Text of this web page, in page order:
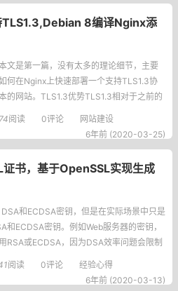
8编译Nginx添
文是第一篇，没有太多的理论细节，主要
何在Nginx上快速部署一个支持TLS1.3协
的网站。TLS1.3优势TLS1.3相对于之前的
，主要有两大优势：Enhancedsecurity：安
增强Improvedspeed：速度提升编译Nginx支
阅读 0评论
网站建设
6年前 (2020-03-25)
书，基于OpenSSL实现生成
DSA和ECDSA密钥，但是在实际场景中只是
和ECDSA密钥。例如Web服务器的密钥，
RSA或ECDSA，因为DSA效率问题会限制
位（相对旧版本浏览器不支持更长的DSA
），ECDSA还没有全面范围的普及。比如SS
阅读 0评论
经验心得
6年前 (2020-03-13)